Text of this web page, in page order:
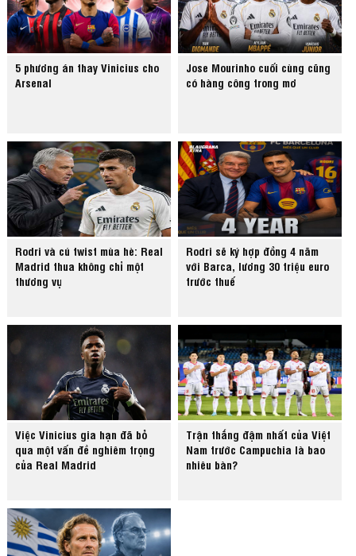
5 phương án thay Vinicius cho
Arsenal
Jose Mourinho cuối cùng cũng
có hàng công trong mơ
Rodri và cú twist mùa hè: Real
Madrid thua không chỉ một
thương vụ
Rodri sẽ ký hợp đồng 4 năm
với Barca, lương 30 triệu euro
trước thuế
Việc Vinicius gia hạn đã bỏ
qua một vấn đề nghiêm trọng
của Real Madrid
Trận thắng đậm nhất của Việt
Nam trước Campuchia là bao
nhiêu bàn?